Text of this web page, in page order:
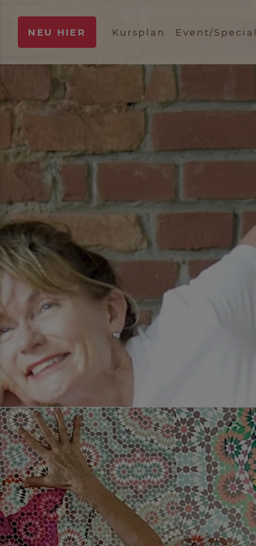
NEU HIER Kursplan Event/Special